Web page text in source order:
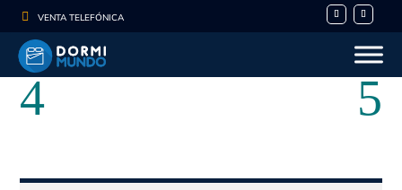
 VENTA TELEFÓNICA